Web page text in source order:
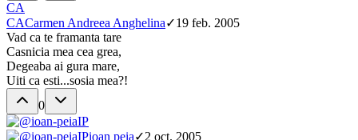
CA
CACarmen Andreea Anghelina✓19 feb. 2005
Vad ca te framanta tare
Casnicia mea cea grea,
Degeaba ai gura mare,
Uiti ca esti...sosia mea?!
0
IP
IPioan peia✓2 oct. 2005